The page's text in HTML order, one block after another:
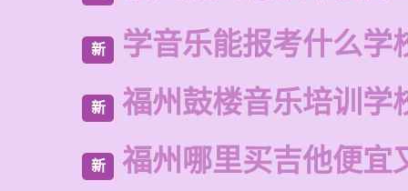
新 学音乐能报考什么学
新 福州鼓楼音乐培训学
新 福州哪里买吉他便宜